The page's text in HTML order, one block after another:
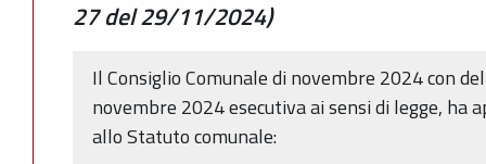
27 del 29/11/2024)
Il Consiglio Comunale di novembre 2024 con
novembre 2024 esecutiva ai sensi di legge, ha
allo Statuto comunale: